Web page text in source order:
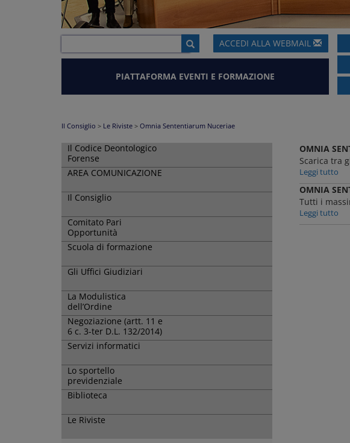
ACCEDI ALLAWEBMAIL
PIATTAFORMA EVENTI E FORMAZIONE
Il Consiglio > Le Riviste > Omnia Sententiarum Nuceriae
Il Codice Deontologico
Forense
AREA COMUNICAZIONE
Il Consiglio
Comitato Pari
Opportunità
Scuola di formazione
Gli Uffici Giudiziari
La Modulistica
dell’Ordine
Negoziazione (artt. 11 e
6 c. 3-ter D.L. 132/2014)
Servizi informatici
Lo sportello
previdenziale
Biblioteca
Le Riviste
OMNIA
Scarica tra
Leggi tutto
OMNIA
Tutti i
Leggi tutto